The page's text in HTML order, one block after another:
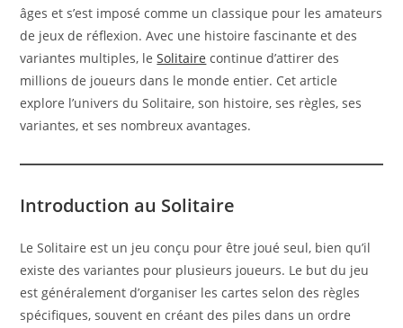
âges et s’est imposé comme un classique pour les amateurs
de jeux de réflexion. Avec une histoire fascinante et des
variantes multiples, leSolitaire continue d’attirer des
millions de joueurs dans le monde entier. Cet article
explore l’univers du Solitaire, son histoire, ses règles, ses
variantes, et ses nombreux avantages.
Introduction au Solitaire
Le Solitaire est un jeu conçu pour être joué seul, bien qu’il
existe des variantes pour plusieurs joueurs. Le but du jeu
est généralement d’organiser les cartes selon des règles
spécifiques, souvent en créant des piles dans un ordre